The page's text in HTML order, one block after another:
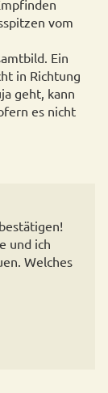
vom
Ein
in Richtung
geht, kann
es nicht
und ich
Welches